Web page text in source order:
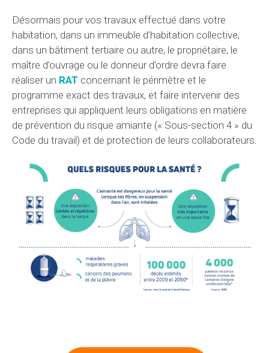
Désormais pour vos travaux effectué dans votre
habitation, dans un immeuble d’habitation collective,
dans un bâtiment tertiaire ou autre, le propriétaire, le
maître d’ouvrage ou le donneur d’ordre devra faire
réaliser un RAT concernant le périmètre et le
programme exact des travaux, et faire intervenir des
entreprises qui appliquent leurs obligations en matière
de prévention du risque amiante (« Sous-section 4 » du
Code du travail) et de protection de leurs collaborateurs.